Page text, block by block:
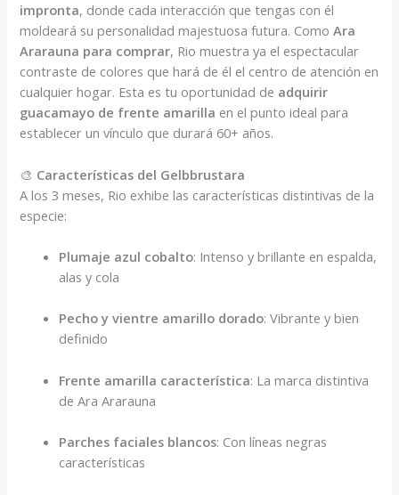
impronta, donde cada interacción que tengas con él
moldeará su personalidad majestuosa futura. ComoAra
Ararauna para comprar, Rio muestra ya el espectacular
contraste de colores que hará de él el centro de atención en
cualquier hogar. Esta es tu oportunidad de adquirir
guacamayo de frente amarilla en el punto ideal para
establecer un vínculo que durará 60+ años.
🎨 Características del Gelbbrustara
A los 3 meses, Rio exhibe las características distintivas de la
especie:
Plumaje azul cobalto: Intenso y brillante en espalda,
alas y cola
Pecho y vientre amarillo dorado: Vibrante y bien
definido
Frente amarilla característica: La marca distintiva
de Ara Ararauna
Parches faciales blancos: Con líneas negras
características